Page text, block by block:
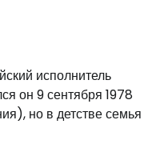
исполнитель
он 9 сентября 1978
но в детстве семья